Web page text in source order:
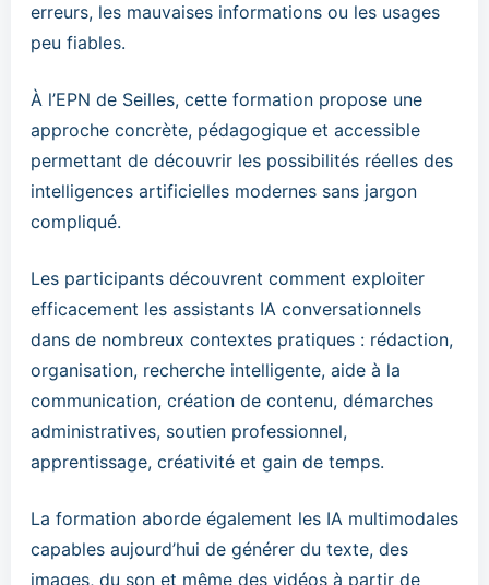
erreurs, les mauvaises informations ou les usages
peu fiables.
À l’EPN de Seilles, cette formation propose une
approche concrète, pédagogique et accessible
permettant de découvrir les possibilités réelles des
intelligences artificielles modernes sans jargon
compliqué.
Les participants découvrent comment exploiter
efficacement les assistants IA conversationnels
dans de nombreux contextes pratiques : rédaction,
organisation, recherche intelligente, aide à la
communication, création de contenu, démarches
administratives, soutien professionnel,
apprentissage, créativité et gain de temps.
La formation aborde également les IA multimodales
capables aujourd’hui de générer du texte, des
images, du son et même des vidéos à partir de